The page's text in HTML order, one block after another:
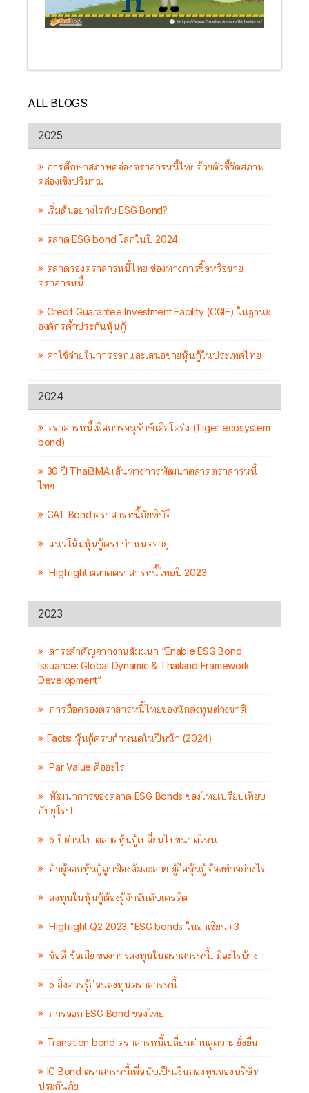
ALL BLOGS
2025
การศึกษาสภาพคล่องตราสารหนี้ไทยด้วยตัวชี้วัดสภาพ
คล่องเชิงปริมาณ
เริ่มต้นอย่างไรกับ ESG Bond?
ตลาด ESG bond โลกในปี 2024
ตลาดรองตราสารหนี้ไทย ช่องทางการซื้อหรือขาย
ตราสารหนี้
Credit Guarantee Investment Facility (CGIF) ในฐานะ
องค์กรค้ำประกันหุ้นกู้
ค่าใช้จ่ายในการออกและเสนอขายหุ้นกู้ในประเทศไทย
2024
ตราสารหนี้เพื่อการอนุรักษ์เสือโคร่ง (Tiger ecosystem
bond)
30 ปี ThaiBMA เส้นทางการพัฒนาตลาดตราสารหนี้
ไทย
CAT Bond ตราสารหนี้ภัยพิบัติ
แนวโน้มหุ้นกู้ครบกำหนดอายุ
Highlight ตลาดตราสารหนี้ไทยปี 2023
2023
สาระสำคัญจากงานสัมมนา “Enable ESG Bond
Issuance: Global Dynamic & Thailand Framework
Development”
การถือครองตราสารหนี้ไทยของนักลงทุนต่างชาติ
Facts: หุ้นกู้ครบกำหนดในปีหน้า (2024)
Par Value คืออะไร
พัฒนาการของตลาด ESG Bonds ของไทยเปรียบเทียบ
กับยุโรป
5 ปีผ่านไป ตลาดหุ้นกู้เปลี่ยนไปขนาดไหน
ถ้าผู้ออกหุ้นกู้ถูกฟ้องล้มละลาย ผู้ถือหุ้นกู้ต้องทำอย่างไร
ลงทุนในหุ้นกู้ต้องรู้จักอันดับเครดิต
Highlight Q2 2023 "ESG bonds ในอาเซียน+3
ข้อดี-ข้อเสีย ของการลงทุนในตราสารหนี้...มีอะไรบ้าง
5 สิ่งควรรู้ก่อนลงทุนตราสารหนี้
การออก ESG Bond ของไทย
Transition bond ตราสารหนี้เปลี่ยนผ่านสู่ความยั่งยืน
IC Bond ตราสารหนี้เพื่อนับเป็นเงินกองทุนของบริษัท
ประกันภัย